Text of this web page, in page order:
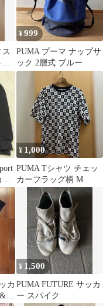
¥999
PUMA プーマ ナップサ
ック 2層式 ブルー
¥ 1,000
PUMA Tシャツ チェッ
カーフラッグ柄 M
カ
¥ 1,500
PUMA FUTURE サッカ
ー スパイク